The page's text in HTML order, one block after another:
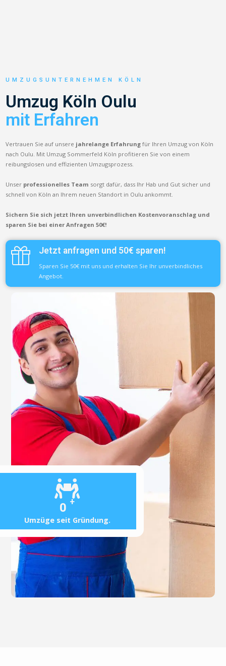
0 +
Umzüge seit Gründung.
UMZUGSUNTERNEHMEN KÖLN
Umzug Köln Oulu
mit Erfahren
Vertrauen Sie auf unsere jahrelange Erfahrung für Ihren Umzug von Köln
nach Oulu. Mit Umzug Sommerfeld Köln profitieren Sie von einem
reibungslosen und effizienten Umzugsprozess.
Unser professionelles Team sorgt dafür, dass Ihr Hab und Gut sicher und
schnell von Köln an Ihrem neuen Standort in Oulu ankommt.
Sichern Sie sich jetzt Ihren unverbindlichen Kostenvoranschlag und
sparen Sie bei einer Anfragen 50€!
Jetzt anfragen und 50€ sparen!
Sparen Sie 50€ mit uns und erhalten Sie Ihr unverbindliches
Angebot.